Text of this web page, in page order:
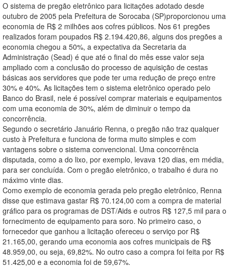
O sistema de pregão eletrônico para licitações adotado desde
outubro de 2005 pela Prefeitura de Sorocaba (SP)proporcionou uma
economia de R$ 2 milhões aos cofres públicos. Nos 61 pregões
realizados foram poupados R$ 2.194.420,86, alguns dos pregões a
economia chegou a 50%, a expectativa da Secretaria da
Administração (Sead) é que até o final do mês esse valor seja
ampliado com a conclusão do processo de aquisição de cestas
básicas aos servidores que pode ter uma redução de preço entre
30% e 40%. As licitações tem o sistema eletrônico operado pelo
Banco do Brasil, nele é possível comprar materiais e equipamentos
com uma economia de 30%, além de diminuir o tempo da
concorrência.
Segundo o secretário Januário Renna, o pregão não traz qualquer
custo à Prefeitura e funciona de forma muito simples e com
vantagens sobre o sistema convencional. Uma concorrência
disputada, como a do lixo, por exemplo, levava 120 dias, em média,
para ser concluída. Com o pregão eletrônico, o trabalho é dura no
máximo vinte dias.
Como exemplo de economia gerada pelo pregão eletrônico, Renna
disse que estimava gastar R$ 70.124,00 com a compra de material
gráfico para os programas de DST/Aids e outros R$ 127,5 mil para o
fornecimento de equipamento para soro. No primeiro caso, o
fornecedor que ganhou a licitação ofereceu o serviço por R$
21.165,00, gerando uma economia aos cofres municipais de R$
48.959,00, ou seja, 69,82%. No outro caso a compra foi feita por R$
51.425,00 e a economia foi de 59,67%.